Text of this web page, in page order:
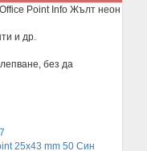
Point Info Жълт неон
и др.
без да
25х43 mm 50 Син